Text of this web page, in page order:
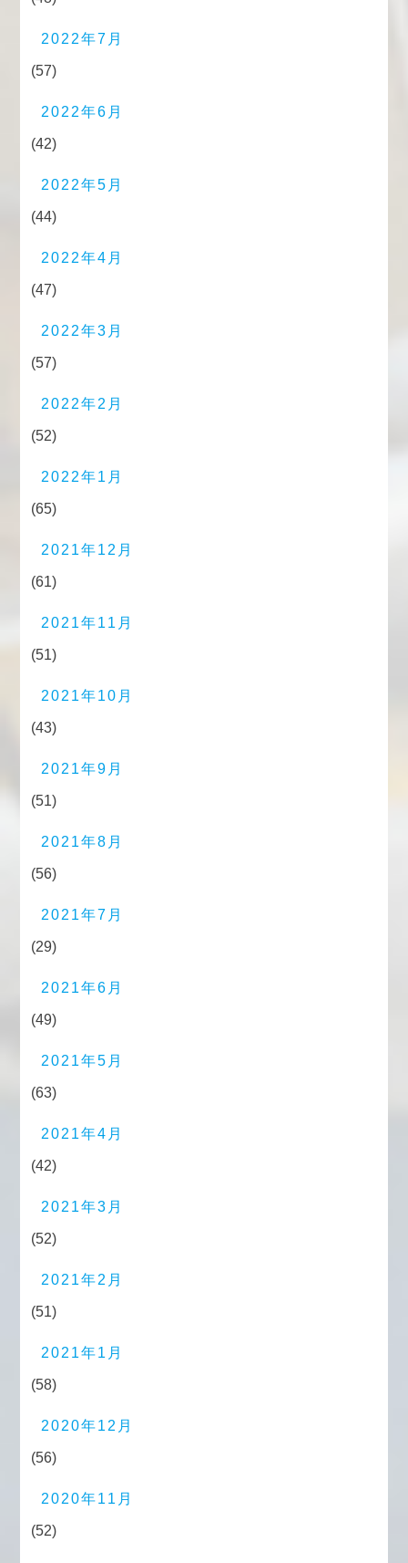
2022年7月
(57)
2022年6月
(42)
2022年5月
(44)
2022年4月
(47)
2022年3月
(57)
2022年2月
(52)
2022年1月
(65)
2021年12月
(61)
2021年11月
(51)
2021年10月
(43)
2021年9月
(51)
2021年8月
(56)
2021年7月
(29)
2021年6月
(49)
2021年5月
(63)
2021年4月
(42)
2021年3月
(52)
2021年2月
(51)
2021年1月
(58)
2020年12月
(56)
2020年11月
(52)